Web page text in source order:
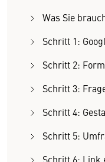
Was Sie
Schritt 1:
Schritt 2:
Schritt 3:
Schritt 4:
Schritt 5:
Schritt 6: Link